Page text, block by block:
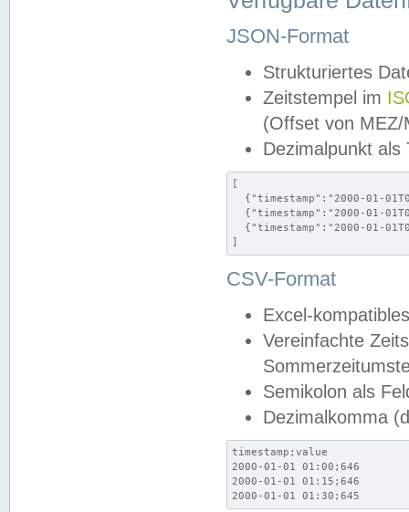
JSON-Format
Strukturiertes
Zeitstempel im
(Offset von MEZ/
Dezimalpunkt als
[
{"timestamp":"2000-01-
{"timestamp":"2000-01-
{"timestamp":"2000-01-
]
CSV-Format
Excel-
Vereinfachte
Semikolon als
Dezimalkomma
timestamp;value
2000-01-01 01:00;646
2000-01-01 01:15;646
2000-01-01 01:30;645